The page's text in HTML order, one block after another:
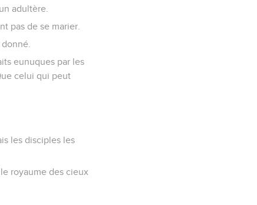
adultère.
pas de se marier.
eunuques par les
celui qui peut
les disciples les
royaume des cieux